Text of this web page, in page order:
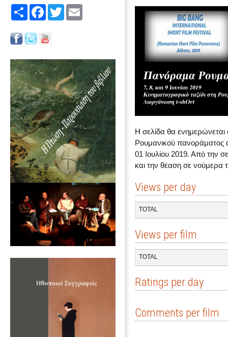
Share FacebookTwitter
Η σελίδα θα
Ρουμανικού πανοράματος
01 Ιουλίου 2019. Από την
και την θέαση σε νούμερα
Views per day
TOTAL
Views per film
TOTAL
Ratings per day
Comments per film